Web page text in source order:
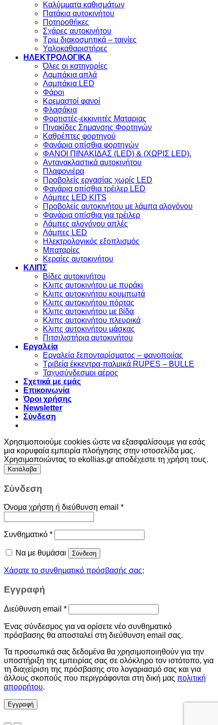
Καλύμματα καθισμάτων
Πατάκια αυτοκινήτου
Ποτηροθήκες
Σχάρες αυτοκινήτου
Τριμ διακοσμητικά – ταινίες
Υαλοκαθαριστήρες
ΗΛΕΚΤΡΟΛΟΓΙΚΑ
Όλες οι κατηγορίες
Λαμπάκια απλά
Λαμπάκια LED
Φάροι
Κρεμαστοί φανοί
Φλασάκια
Φορτιστές-εκκινητές Ματαριας
Πινακίδες Σημανσης Φορτηγών
Kαθρέπτες φορτηγού
Φανάρια οπίσθια φορτηγών
ΦΑΝΟΙ ΠΙΝΑΚΙΔΑΣ (LED) & (XΩΡΙΣ LED).
Aντανακλαστικά αυτοκινήτου
Πλαφονιέρα
Προβολείς εργασίας χωρίς LED
Φανάρια οπίσθια τρέιλερ LED
Λάμπες LED KITS
Προβολείς αυτοκινήτου με λάμπα αλογόνου
Φανάρια οπίσθια για τρέιλερ
Λάμπες αλογόνου απλές
Λάμπες LED
Ηλεκτρολογικός εξοπλισμός
Μπαταρίες
Κεραίες αυτοκινήτου
ΚΛΙΠΣ
Βίδες αυτοκινήτου
Kλιπς αυτοκινήτου με πυράκι
Kλιπς αυτοκινήτου κουμπωτά
Κλιπς αυτοκινήτου πόρτας
Κλιπς αυτοκινήτου με βίδα
Kλιπς αυτοκινήτου πλευρικά
Kλιπς αυτοκινήτου μάσκας
Πιτσιλιστήρια αυτοκινήτου
Εργαλεία
Εργαλεία ξεπονταρίσματος – φανοποιίας
Τριβεία έκκεντρα-παλμικά RUPES – BULLE
Ταχυσύνδεσμοι αέρος
Σχετικά με εμάς
Επικοινωνία
Όροι χρήσης
Newsletter
Σύνδεση
Χρησιμοποιούμε cookies ώστε να εξασφαλίσουμε για εσάς
μια κορυφαία εμπειρία πλοήγησης στην ιστοσελίδα μας.
Χρησιμοποιώντας το ekollias.gr αποδέχεστε τη χρήση τους.
Κατάλαβα
Σύνδεση
Όνομα χρήστη ή διεύθυνση email *
Συνθηματικό *
Να με θυμάσαι Σύνδεση
Χάσατε το συνθηματικό πρόσβασής σας;
Εγγραφή
Διεύθυνση email *
Ένας σύνδεσμος για να ορίσετε νέο συνθηματικό
πρόσβασης θα αποσταλεί στη διεύθυνση email σας.
Τα προσωπικά σας δεδομένα θα χρησιμοποιηθούν για την
υποστήριξη της εμπειρίας σας σε ολόκληρο τον ιστότοπο, για
τη διαχείριση της πρόσβασης στο λογαριασμό σας και για
άλλους σκοπούς που περιγράφονται στη δική μας πολιτική
απορρήτου.
Εγγραφή